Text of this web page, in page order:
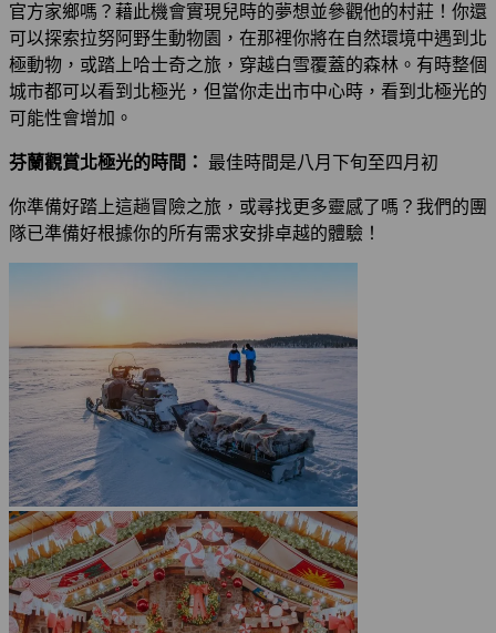
官方家鄉嗎？藉此機會實現兒時的夢想並參觀他的村莊！你還
可以探索拉努阿野生動物園，在那裡你將在自然環境中遇到北
極動物，或踏上哈士奇之旅，穿越白雪覆蓋的森林。有時整個
城市都可以看到北極光，但當你走出市中心時，看到北極光的
可能性會增加。
芬蘭觀賞北極光的時間： 最佳時間是八月下旬至四月初
你準備好踏上這趟冒險之旅，或尋找更多靈感了嗎？我們的團
隊已準備好根據你的所有需求安排卓越的體驗！